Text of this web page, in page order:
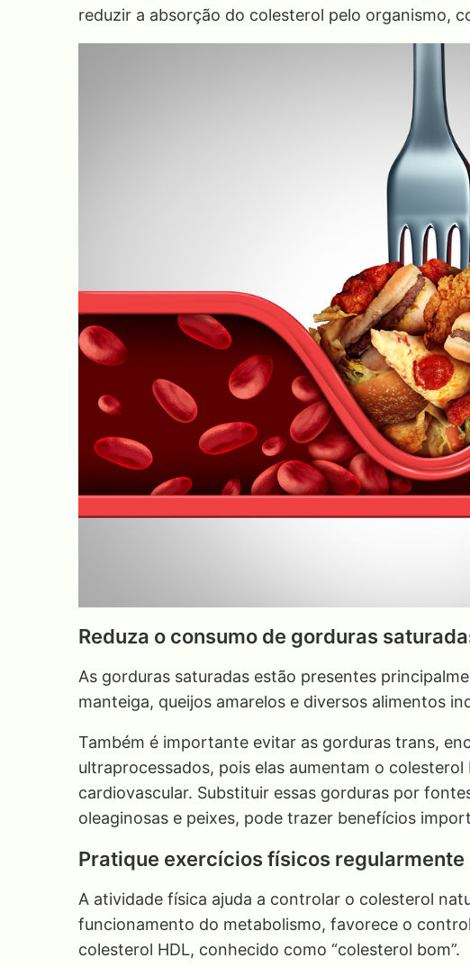
reduzir a absorção do colesterol pelo organismo,
Reduza o consumo de gorduras
As gorduras saturadas estão presentes
manteiga, queijos amarelos e diversos alimentos
Também é importante evitar as gorduras trans,
ultraprocessados, pois elas aumentam o colesterol
cardiovascular. Substituir essas gorduras por
oleaginosas e peixes, pode trazer benefícios
Pratique exercícios físicos regularmente
A atividade física ajuda a controlar o colesterol
funcionamento do metabolismo, favorece o
colesterol HDL, conhecido como “colesterol bom”.